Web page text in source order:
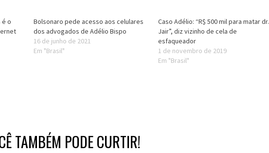
é o
Bolsonaro pede acesso aos celulares
dos advogados de Adélio Bispo
16 de junho de 2021
Em "Brasil"
Caso Adélio: “R$ 500 mil para matar dr.
Jair”, diz vizinho de cela de
esfaqueador
1 de novembro de 2019
Em "Brasil"
TAMBÉM PODE CURTIR!